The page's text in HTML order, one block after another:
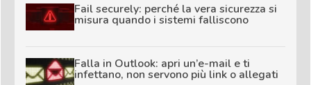
Fail securely: perché la vera sicurezza si
misura quando i sistemi falliscono
Falla in Outlook: apri un’e-mail e ti
infettano, non servono più link o allegati